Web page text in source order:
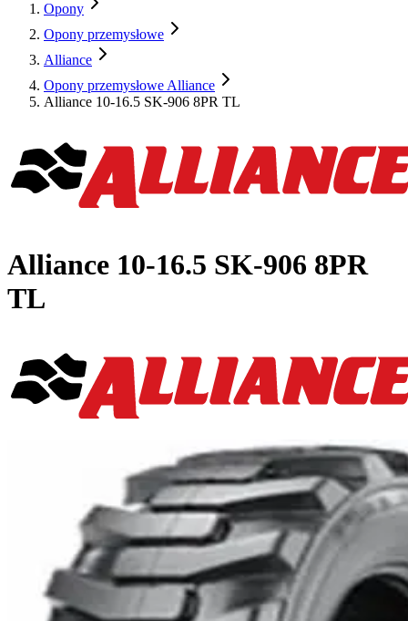
Opony
Opony przemysłowe
Alliance
Opony przemysłowe Alliance
Alliance 10-16.5 SK-906 8PR TL
Alliance 10-16.5 SK-906 8PR
TL